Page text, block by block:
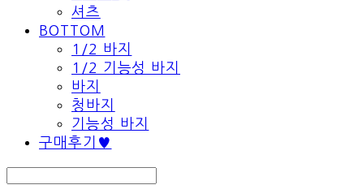
셔츠
BOTTOM
1/2 바지
1/2 기능성 바지
바지
청바지
기능성 바지
구매후기♥